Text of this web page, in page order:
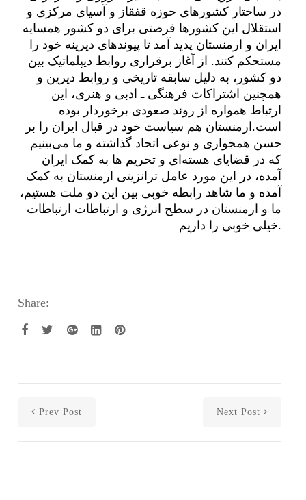
در ساختار کشورهای حوزه قفقاز و آسیای مرکزی و
استقلال این کشورها فرصتی برای دو کشور همسایه
ایران و ارمنستان پدید آمد تا پیوندهای دیرینه خود را
مستحکم کنند. از آغاز برقراری روابط دیپلماتیک بین
دو کشور، به دلیل سابقه تاریخی و روابط دیرین و
همچنین اشتراکات فرهنگی ـ ادبی و هنری، این
ارتباط همواره از روند صعودی برخوردار بوده
است.ارمنستان هم سیاست خود در قبال ایران را بر
حسن همجواری و نوعی اتحاد گذاشته و ما می‌بینیم
که در قضایای هسته‌ای و تحریم ها به کمک ایران
آمده، در این مورد عامل ترانزیتی ارمنستان به کمک
آمده و ما شاهد رابطه خوبی بین این دو ملت هستیم،
ما و ارمنستان در سطح انرژی و ارتباطات ارتباطات
خیلی خوبی را داریم.
Share:
Prev Post Next Post